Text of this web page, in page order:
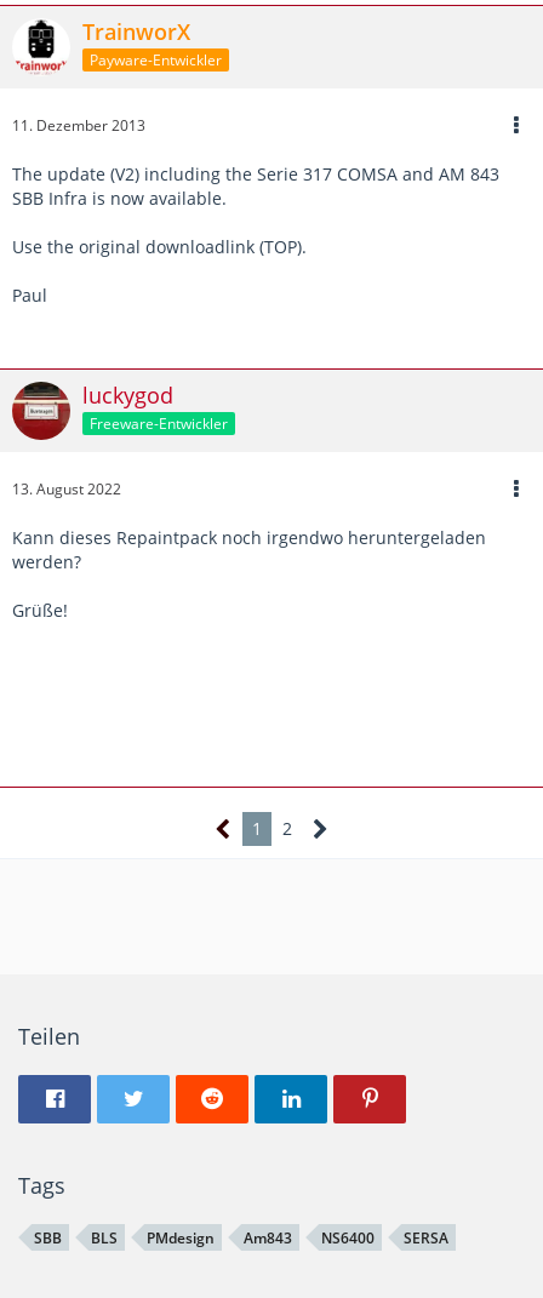
TrainworX
Payware-Entwickler
11. Dezember 2013
The update (V2) including the Serie 317 COMSA and AM 843
SBB Infra is now available.
Use the original downloadlink (TOP).
Paul
luckygod
Freeware-Entwickler
13. August 2022
Kann dieses Repaintpack noch irgendwo heruntergeladen
werden?
Grüße!
1 2
Teilen
Tags
SBB BLS PMdesign Am843 NS6400 SERSA